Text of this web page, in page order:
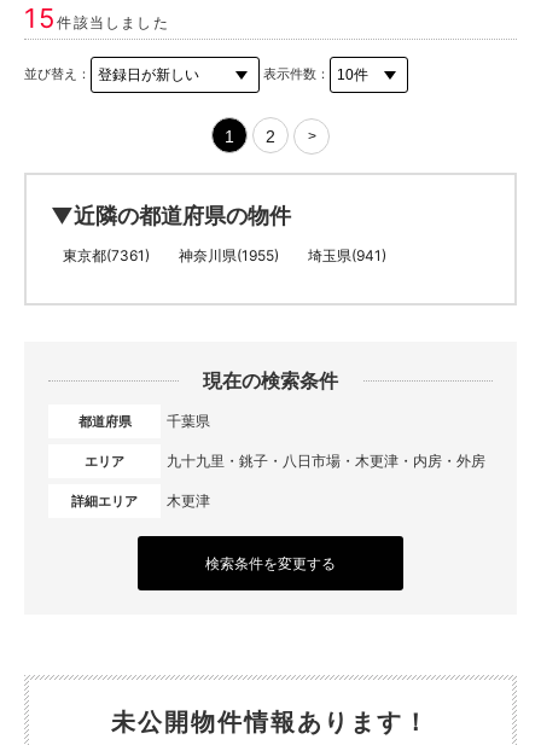
15件該当しました
並び替え： 表示件数：
1 2 >
▼近隣の都道府県の物件
東京都(7361) 神奈川県(1955) 埼玉県(941)
現在の検索条件
都道府県 千葉県
エリア 九十九里・銚子・八日市場・木更津・内房・外房
詳細エリア 木更津
検索条件を変更する
未公開物件情報あります！